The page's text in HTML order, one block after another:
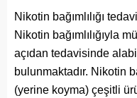
Nikotin bağımlılığı
Nikotin bağımlılığıyla
açıdan tedavisinde
bulunmaktadır. Nikotin
(yerine koyma) çeşitli